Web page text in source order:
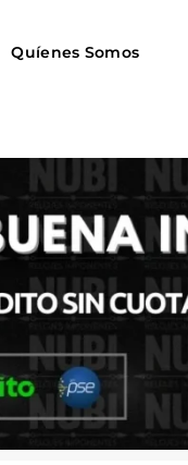
Quíenes Somos